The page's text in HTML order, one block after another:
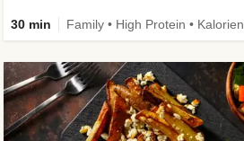
30 min